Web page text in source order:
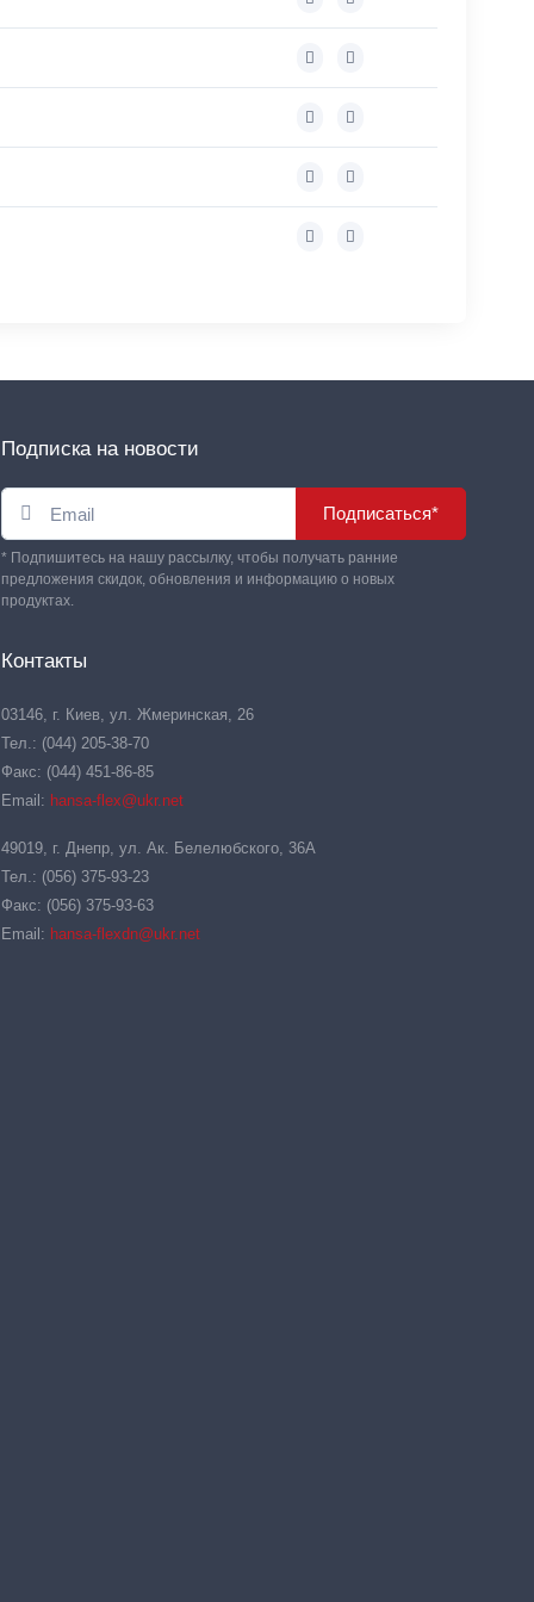
Подписка на новости
Подписаться*
* Подпишитесь на нашу рассылку, чтобы получать ранние
предложения скидок, обновления и информацию о новых
продуктах.
Контакты
03146, г. Киев, ул. Жмеринская, 26
Тел.: (044) 205-38-70
Факс: (044) 451-86-85
Email: hansa-flex@ukr.net
49019, г. Днепр, ул. Ак. Белелюбского, 36А
Тел.: (056) 375-93-23
Факс: (056) 375-93-63
Email: hansa-flexdn@ukr.net